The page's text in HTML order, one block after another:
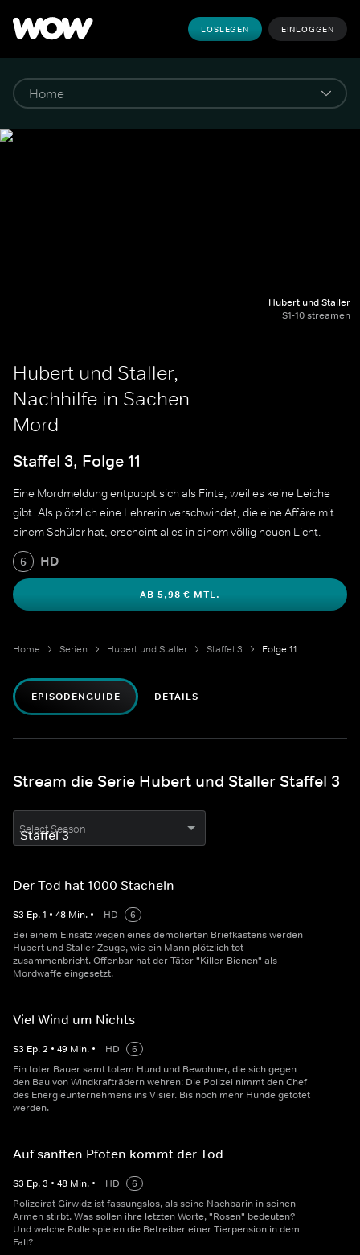
LOSLEGEN EINLOGGEN
Hubert und Staller
S1-10 streamen
Hubert und Staller,
Nachhilfe in Sachen
Mord
Staffel 3, Folge 11
Eine Mordmeldung entpuppt sich als Finte, weil es keine Leiche
gibt. Als plötzlich eine Lehrerin verschwindet, die eine Affäre mit
einem Schüler hat, erscheint alles in einem völlig neuen Licht.
6 HD
AB 5,98 € MTL.
Home Serien Hubert und Staller Staffel 3 Folge 11
EPISODENGUIDE DETAILS
Stream die Serie Hubert und Staller Staffel 3
Select Season
Der Tod hat 1000 Stacheln
S3 Ep.1 • 48 Min. • HD
6
Bei einem Einsatz wegen eines demolierten Briefkastens werden
Hubert und Staller Zeuge, wie ein Mann plötzlich tot
zusammenbricht. Offenbar hat der Täter "Killer-Bienen" als
Mordwaffe eingesetzt.
Viel Wind um Nichts
S3 Ep.2 • 49 Min. • HD
6
Ein toter Bauer samt totem Hund und Bewohner, die sich gegen
den Bau von Windkrafträdern wehren: Die Polizei nimmt den Chef
des Energieunternehmens ins Visier. Bis noch mehr Hunde getötet
werden.
Auf sanften Pfoten kommt der Tod
S3 Ep.3 • 48 Min. • HD
6
Polizeirat Girwidz ist fassungslos, als seine Nachbarin in seinen
Armen stirbt. Was sollen ihre letzten Worte, "Rosen" bedeuten?
Und welche Rolle spielen die Betreiber einer Tierpension in dem
Fall?